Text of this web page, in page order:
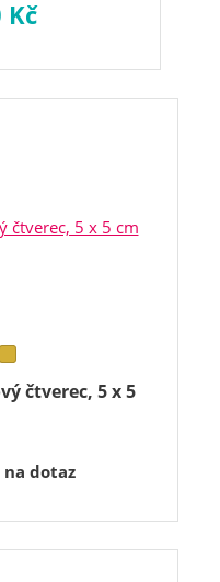
Kč
čtverec, 5 x 5
dotaz